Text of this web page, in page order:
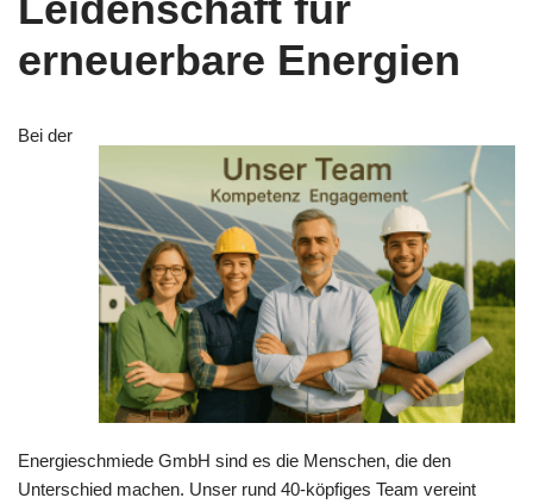
erneuerbare Energien
Bei der
Energieschmiede GmbH sind es die Menschen, die den
Unterschied machen. Unser rund 40-köpfiges Team vereint